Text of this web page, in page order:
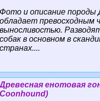
Фото и описание породы
обладает превосходным
выносливостью.
собак в основном в
странах....
Древесная енотовая
Coonhound)